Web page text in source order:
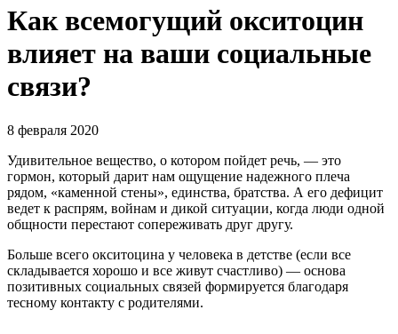
Как всемогущий окситоцин
влияет на ваши социальные
связи?
8 февраля 2020
Удивительное вещество, о котором пойдет речь, — это
гормон, который дарит нам ощущение надежного плеча
рядом, «каменной стены», единства, братства. А его дефицит
ведет к распрям, войнам и дикой ситуации, когда люди одной
общности перестают сопереживать друг другу.
Больше всего окситоцина у человека в детстве (если все
складывается хорошо и все живут счастливо) — основа
позитивных социальных связей формируется благодаря
тесному контакту с родителями.